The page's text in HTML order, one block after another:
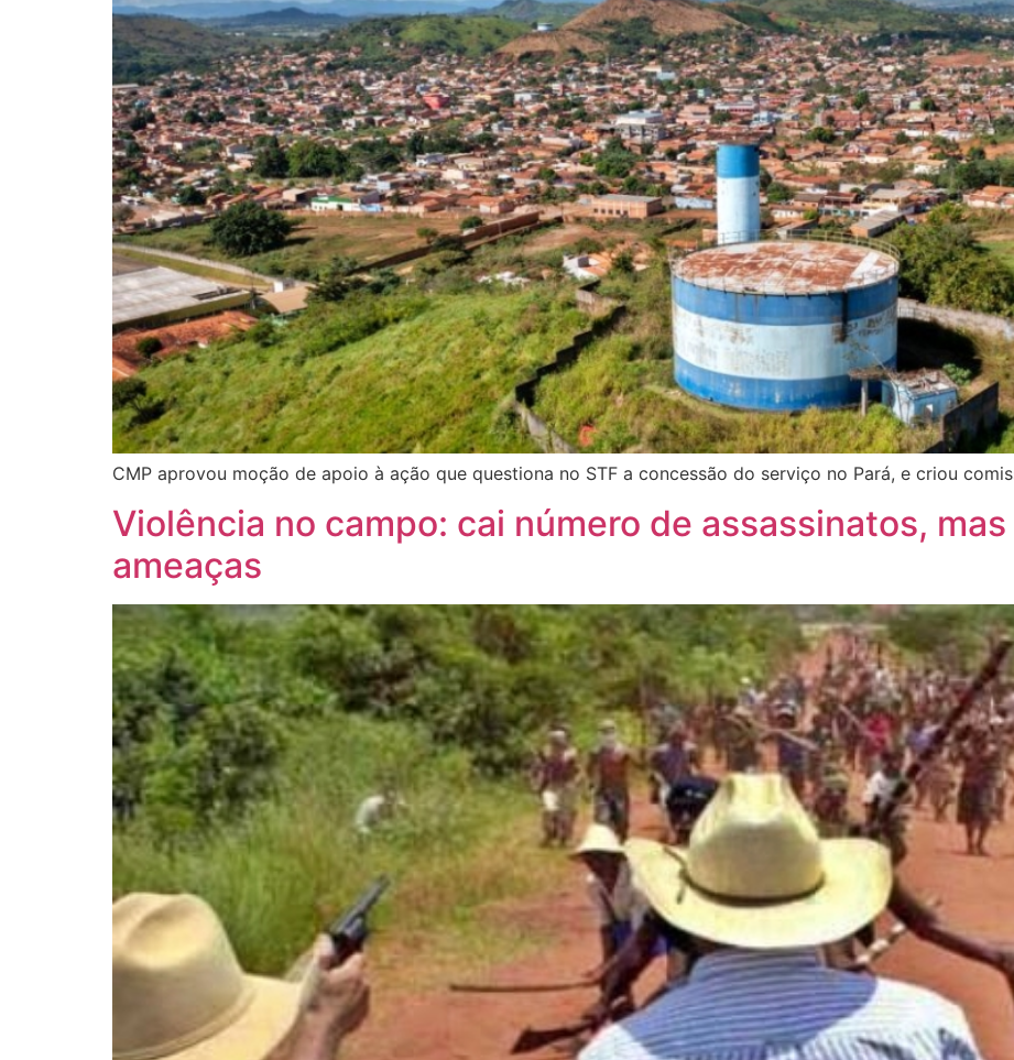
CMP aprovou moção de apoio à ação que questiona no STF a concessão do serviço no Pará, e criou
Violência no campo: cai número de assassinatos,
ameaças